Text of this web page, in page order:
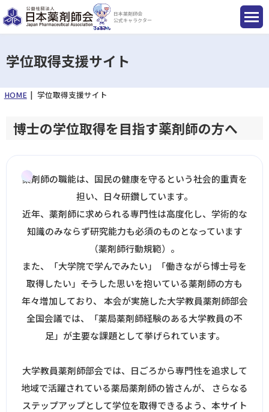
日本薬剤師会
公式キャラクター
国民のみなさまへ
薬剤師のみなさまへ
会員のみなさまへ
薬剤師を目指す方へ
入会のご案内
ログイン
学位取得支援サイト
HOME 学位取得支援サイト
博士の学位取得を目指す薬剤師の方へ
薬剤師の職能は、国民の健康を守るという社会的重責を
担い、日々研鑽しています。
近年、薬剤師に求められる専門性は高度化し、学術的な
知識のみならず研究能力も必須のものとなっています
（薬剤師行動規範）。
また、「大学院で学んでみたい」「働きながら博士号を
取得したい」――そうした思いを抱いている薬剤師の方も
年々増加しており、 本会が実施した大学教員薬剤師部会
全国会議では、「薬局薬剤師経験のある大学教員の不
足」が主要な課題として挙げられています。
大学教員薬剤師部会では、日ごろから専門性を追求して
地域で活躍されている薬局薬剤師の皆さんが、 さらなる
ステップアップとして学位を取得できるよう、本サイト